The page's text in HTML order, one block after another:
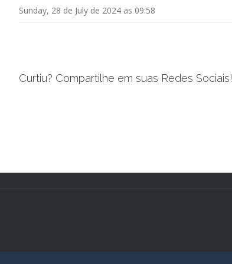
Sunday, 28 de July de 2024 as 09:58
Curtiu? Compartilhe em suas Redes Sociais!